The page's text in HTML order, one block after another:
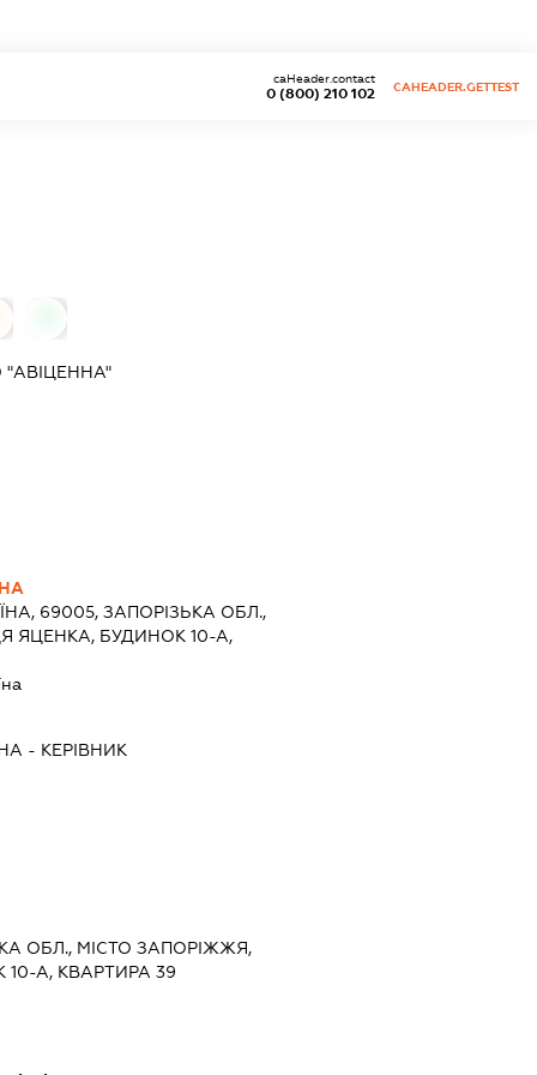
0 (800) 210 102
caHeader.contact
CAHEADER.GETTEST
69005, ЗАПОРІЗЬКА ОБЛ.,
ЯЦЕНКА, БУДИНОК 10-А,
- КЕРІВНИК
ОБЛ., МІСТО ЗАПОРІЖЖЯ,
А, КВАРТИРА 39